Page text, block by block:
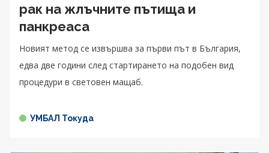
рак на жлъчните пътища и
панкреаса
Новият метод се извършва за първи път в България,
едва две години след стартирането на подобен вид
процедури в световен мащаб.
УМБАЛ Токуда